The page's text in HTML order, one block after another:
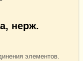
нерж.
элементов.